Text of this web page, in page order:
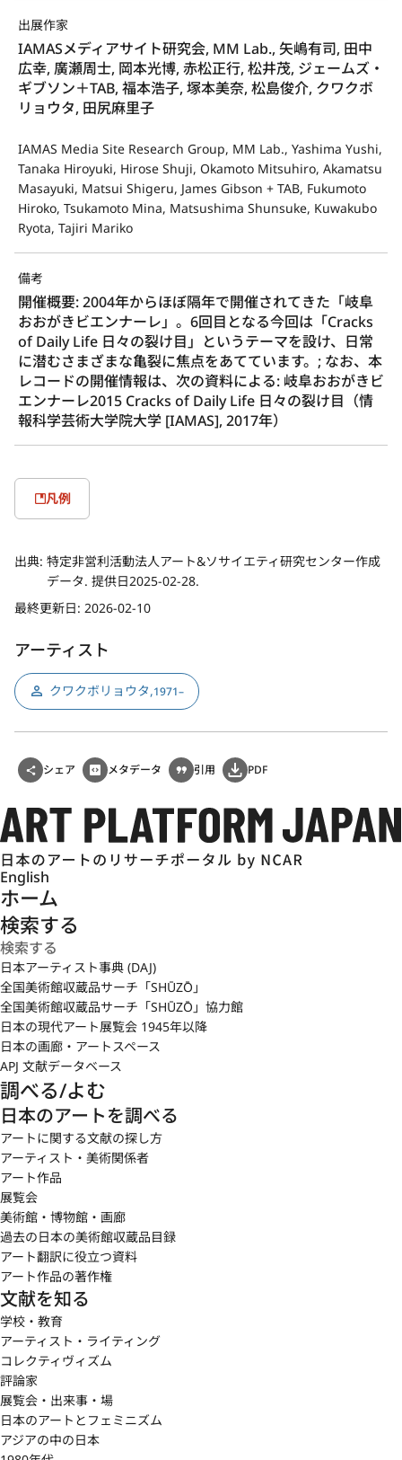
出展作家
IAMASメディアサイト研究会, MM Lab., 矢嶋有司, 田中
広幸, 廣瀬周士, 岡本光博, 赤松正行, 松井茂, ジェームズ・
ギブソン＋TAB, 福本浩子, 塚本美奈, 松島俊介, クワクボ
リョウタ, 田尻麻里子
IAMAS Media Site Research Group, MM Lab., Yashima Yushi,
Tanaka Hiroyuki, Hirose Shuji, Okamoto Mitsuhiro, Akamatsu
Masayuki, Matsui Shigeru, James Gibson + TAB, Fukumoto
Hiroko, Tsukamoto Mina, Matsushima Shunsuke, Kuwakubo
Ryota, Tajiri Mariko
備考
開催概要: 2004年からほぼ隔年で開催されてきた「岐阜
おおがきビエンナーレ」。6回目となる今回は「Cracks
of Daily Life 日々の裂け目」というテーマを設け、日常
に潜むさまざまな亀裂に焦点をあてています。; なお、本
レコードの開催情報は、次の資料による: 岐阜おおがきビ
エンナーレ2015 Cracks of Daily Life 日々の裂け目（情
報科学芸術大学院大学 [IAMAS], 2017年）
凡例
出典: 特定非営利活動法人アート&ソサイエティ研究センター作成
データ. 提供日2025-02-28.
最終更新日: 2026-02-10
アーティスト
クワクボリョウタ,1971–
シェア メタデータ 引用 PDF
English
ホーム
検索する
日本アーティスト事典 (DAJ)
全国美術館収蔵品サーチ「SHŪZŌ」
全国美術館収蔵品サーチ「SHŪZŌ」協力館
日本の現代アート展覧会 1945年以降
日本の画廊・アートスペース
APJ 文献データベース
調べる/よむ
日本のアートを調べる
アートに関する文献の探し方
アーティスト・美術関係者
アート作品
展覧会
美術館・博物館・画廊
過去の日本の美術館収蔵品目録
アート翻訳に役立つ資料
アート作品の著作権
文献を知る
学校・教育
アーティスト・ライティング
コレクティヴィズム
評論家
展覧会・出来事・場
日本のアートとフェミニズム
アジアの中の日本